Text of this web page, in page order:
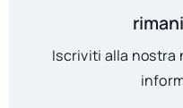
Iscriviti alla nostra